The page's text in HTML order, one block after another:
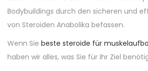
n
n
Bodybuildings durch den sicheren und
von Steroiden Anabolika befassen.
Wenn Sie beste steroide für
haben wir alles, was Sie für Ihr Ziel